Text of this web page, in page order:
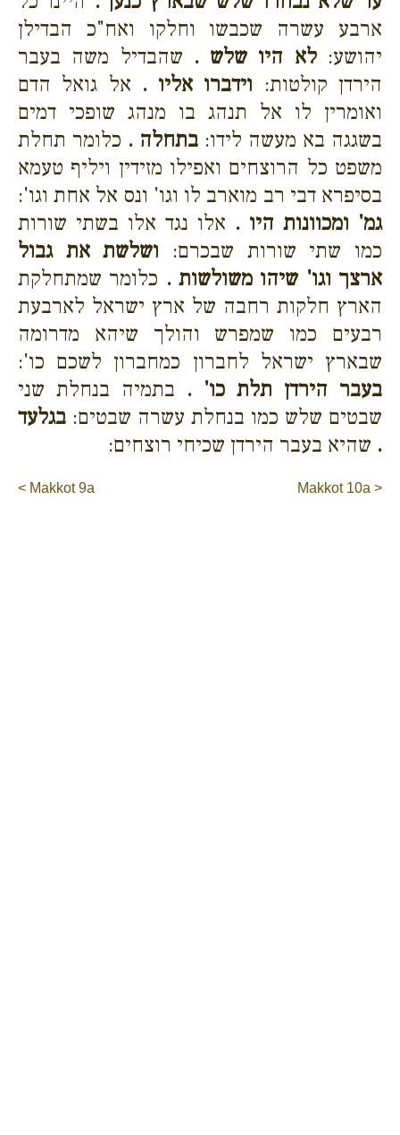
ארבע עשרה שכבשו וחלקו ואח"כ הבדילן
יהושע:לא היו שלש . שהבדיל משה בעבר
הירדן קולטות: וידברו אליו . אל גואל הדם
ואומרין לו אל תנהג בו מנהג שופכי דמים
בשגגה בא מעשה לידו: בתחלה . כלומר תחלת
משפט כל הרוצחים ואפילו מזידין ויליף טעמא
בסיפרא דבי רב מוארב לו וגו' ונס אל אחת וגו':
גמ' ומכוונות היו . אלו נגד אלו בשתי שורות
כמו שתי שורות שבכרם: ושלשת את גבול
ארצך וגו' שיהו משולשות . כלומר שמתחלקת
הארץ חלקות רחבה של ארץ ישראל לארבעת
רבעים כמו שמפרש והולך שיהא מדרומה
שבארץ ישראל לחברון כמחברון לשכם כו':
בעבר הירדן תלת כו' . בתמיה בנחלת שני
שבטים שלש כמו בנחלת עשרה שבטים: בגלעד
. שהיא בעבר הירדן שכיחי רוצחים:
< Makkot 9a Makkot 10a >